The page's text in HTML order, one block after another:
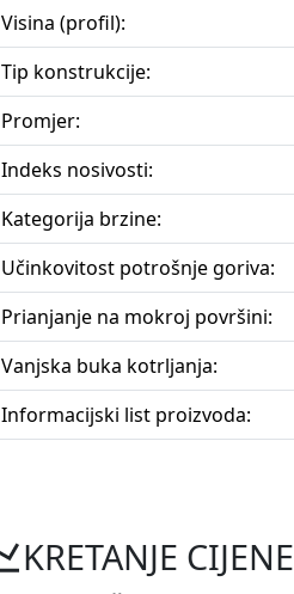
Visina (profil):
Tip konstrukcije:
Promjer:
Indeks nosivosti:
Kategorija brzine:
Učinkovitost potrošnje goriva:
Prianjanje na mokroj površini:
Vanjska buka kotrljanja:
Informacijski list proizvoda:
KRETANJE CIJENE